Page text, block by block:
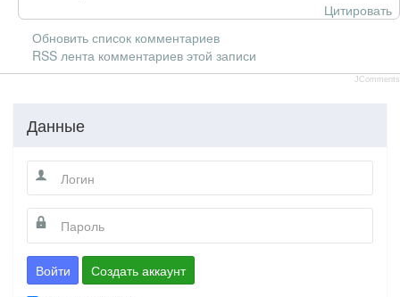
Цитировать
Обновить список комментариев
RSS лента комментариев этой записи
JComments
Данные
Войти Создать аккаунт